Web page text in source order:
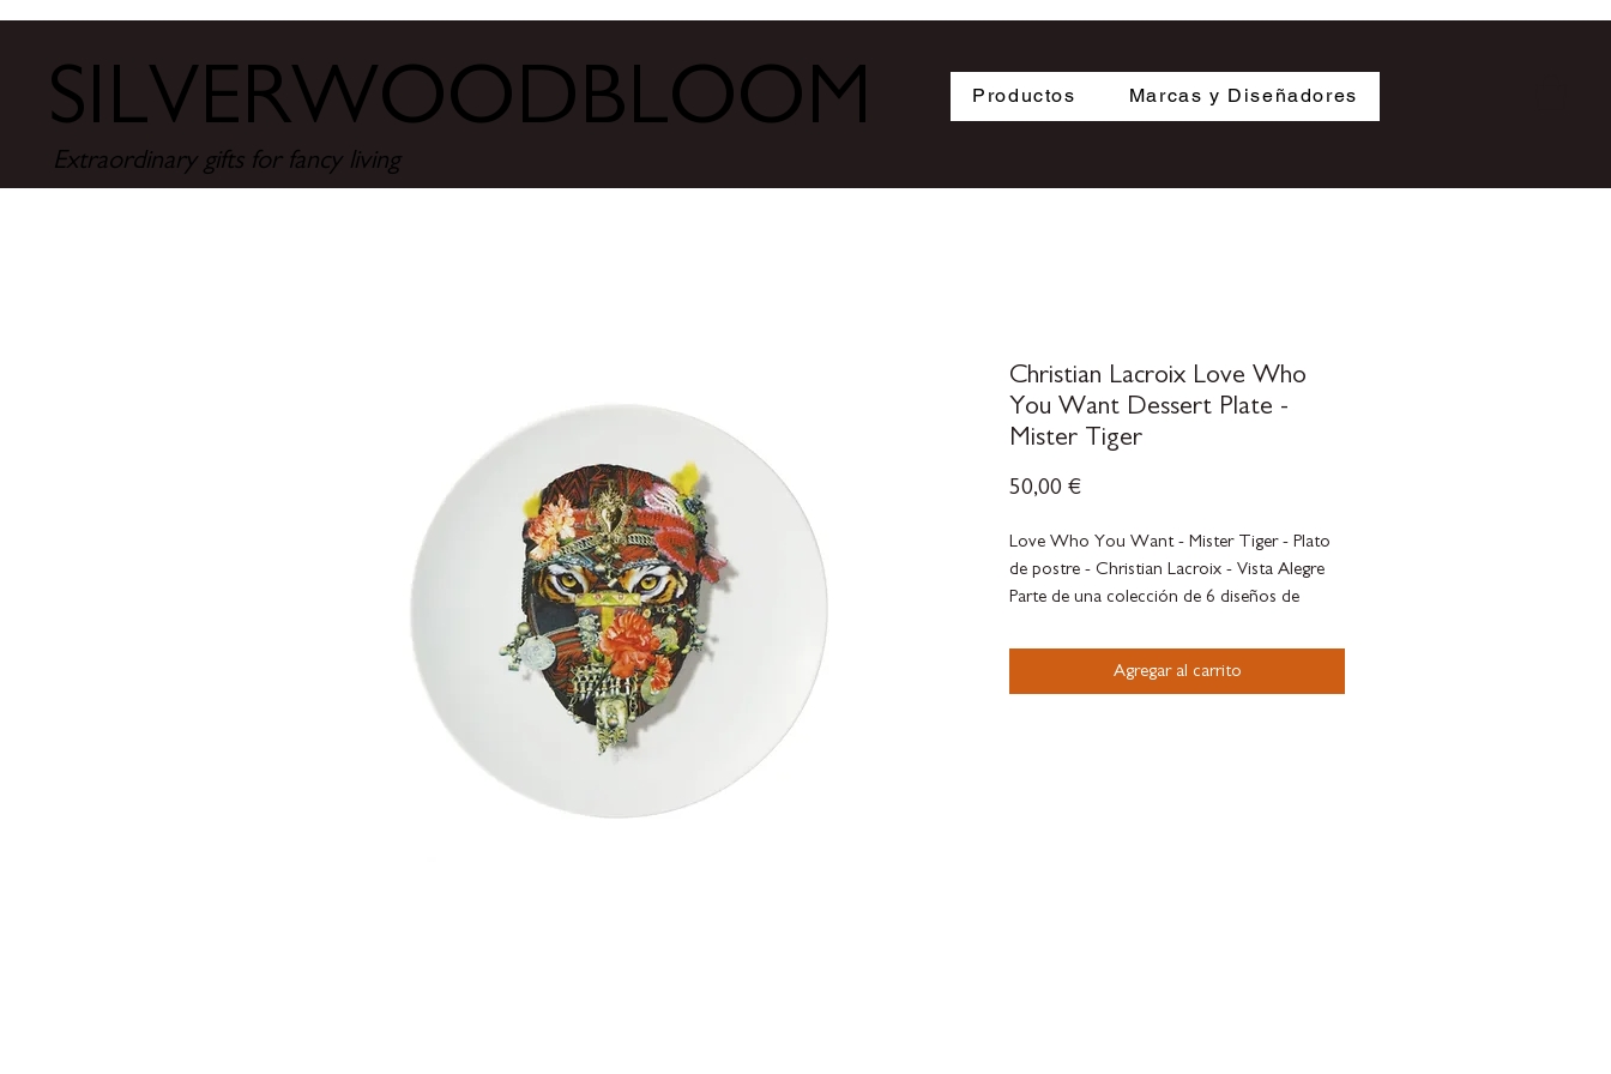
SILVERWOODBLOOM
Extraordinary gifts for fancy living
Productos Marcas y Diseñadores
Christian Lacroix Love Who
You Want Dessert Plate -
Mister Tiger
50,00 €Precio
Love Who You Want - Mister Tiger - Plato
de postre - Christian Lacroix - Vista Alegre
Parte de una colección de 6 diseños de
Platos de la icónica colección Love Who
YOU Want. Este plato es un final fantástico
Agregar al carrito